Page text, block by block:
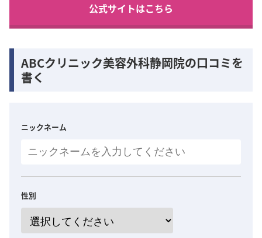
公式サイトはこちら
ABCクリニック美容外科静岡院の口コミを
書く
ニックネーム
性別